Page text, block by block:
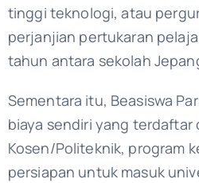
tinggi teknologi, atau
perjanjian pertukaran
tahun antara sekolah
Sementara itu, Beasiswa
biaya sendiri yang
Kosen/Politeknik, program
persiapan untuk masuk